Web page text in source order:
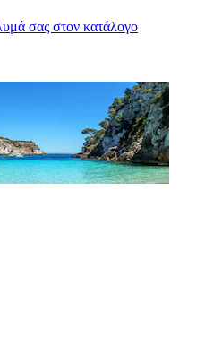
σας στον κατάλογο